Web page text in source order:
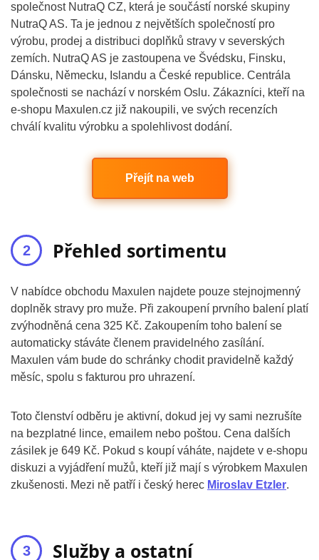
společnost NutraQ CZ, která je součástí norské skupiny
NutraQ AS. Ta je jednou z největších společností pro
výrobu, prodej a distribuci doplňků stravy v severských
zemích. NutraQ AS je zastoupena ve Švédsku, Finsku,
Dánsku, Německu, Islandu a České republice. Centrála
společnosti se nachází v norském Oslu. Zákazníci, kteří na
e-shopu Maxulen.cz již nakoupili, ve svých recenzích
chválí kvalitu výrobku a spolehlivost dodání.
Přejít na web
Přehled sortimentu
V nabídce obchodu Maxulen najdete pouze stejnojmenný
doplněk stravy pro muže. Při zakoupení prvního balení platí
zvýhodněná cena 325 Kč. Zakoupením toho balení se
automaticky stáváte členem pravidelného zasílání.
Maxulen vám bude do schránky chodit pravidelně každý
měsíc, spolu s fakturou pro uhrazení.
Toto členství odběru je aktivní, dokud jej vy sami nezrušíte
na bezplatné lince, emailem nebo poštou. Cena dalších
zásilek je 649 Kč. Pokud s koupí váháte, najdete v e-shopu
diskuzi a vyjádření mužů, kteří již mají s výrobkem Maxulen
zkušenosti. Mezi ně patří i český herec Miroslav Etzler.
Služby a ostatní